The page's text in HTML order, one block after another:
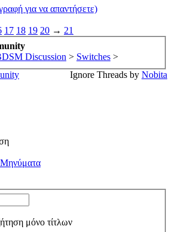
για να απαντήσετε)
17 18 19 20 → 21
Discussion > Switches >
Ignore Threads by Nobita
μόνο τίτλων